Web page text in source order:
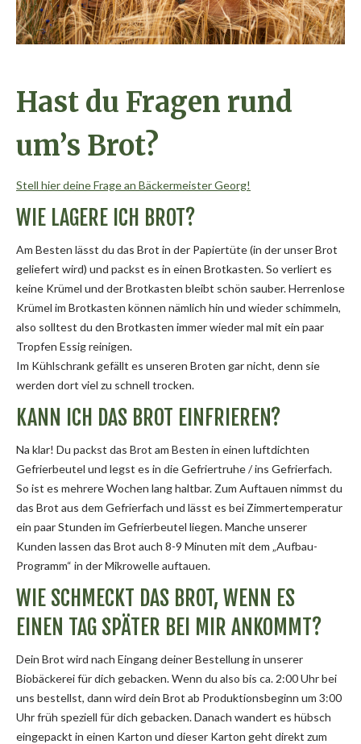
Hast du Fragen rund
um’s Brot?
Stell hier deine Frage an Bäckermeister Georg!
WIE LAGERE ICH BROT?
Am Besten lässt du das Brot in der Papiertüte (in der unser Brot
geliefert wird) und packst es in einen Brotkasten. So verliert es
keine Krümel und der Brotkasten bleibt schön sauber. Herrenlose
Krümel im Brotkasten können nämlich hin und wieder schimmeln,
also solltest du den Brotkasten immer wieder mal mit ein paar
Tropfen Essig reinigen.
Im Kühlschrank gefällt es unseren Broten gar nicht, denn sie
werden dort viel zu schnell trocken.
KANN ICH DAS BROT EINFRIEREN?
Na klar! Du packst das Brot am Besten in einen luftdichten
Gefrierbeutel und legst es in die Gefriertruhe / ins Gefrierfach.
So ist es mehrere Wochen lang haltbar. Zum Auftauen nimmst du
das Brot aus dem Gefrierfach und lässt es bei Zimmertemperatur
ein paar Stunden im Gefrierbeutel liegen. Manche unserer
Kunden lassen das Brot auch 8-9 Minuten mit dem „Aufbau-
Programm“ in der Mikrowelle auftauen.
WIE SCHMECKT DAS BROT, WENN ES
EINEN TAG SPÄTER BEI MIR ANKOMMT?
Dein Brot wird nach Eingang deiner Bestellung in unserer
Biobäckerei für dich gebacken. Wenn du also bis ca. 2:00 Uhr bei
uns bestellst, dann wird dein Brot ab Produktionsbeginn um 3:00
Uhr früh speziell für dich gebacken. Danach wandert es hübsch
eingepackt in einen Karton und dieser Karton geht direkt zum